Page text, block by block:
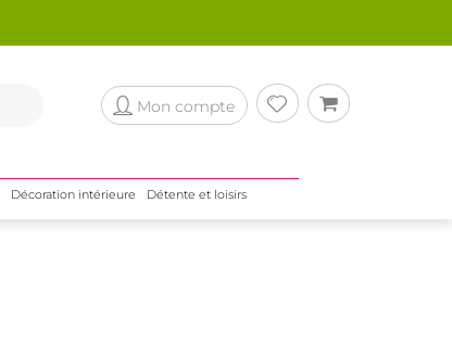
Mon compte
Décoration intérieure Détente et loisirs